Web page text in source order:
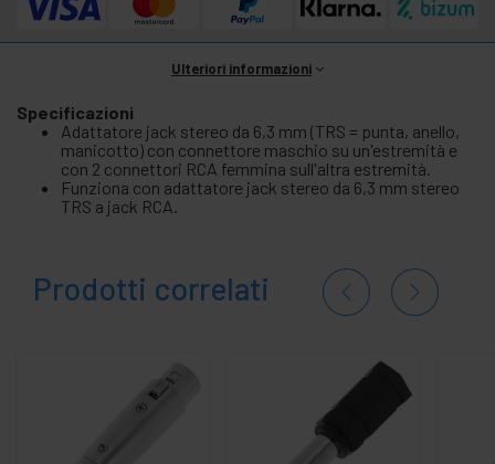
Ulteriori informazioni
Specificazioni
Adattatore jack stereo da 6,3 mm (TRS = punta, anello,
manicotto) con connettore maschio su un'estremità e
con 2 connettori RCA femmina sull'altra estremità.
Funziona con adattatore jack stereo da 6,3 mm stereo
TRS a jack RCA.
Prodotti correlati